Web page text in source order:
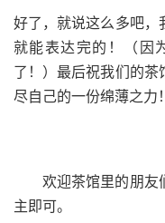
好了，就说这么多吧，
就能表达完的！（因
了！）最后祝我们的
尽自己的一份绵薄之力！
欢迎茶馆里的朋友
主即可。